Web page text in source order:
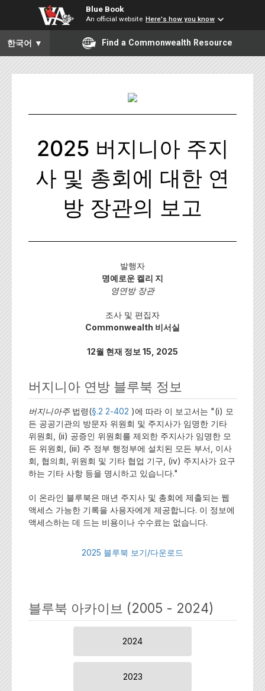
Blue Book
An official website Here's how you know
To ensure accurate screen reader translation, please ensure
한국어 ▼ Find a Commonwealth Resource
2025 버지니아 주지
사 및 총회에 대한 연
방 장관의 보고
발행자
명예로운 켈리 지
영연방 장관
조사 및 편집자
Commonwealth 비서실
12월 현재 정보 15, 2025
버지니아 연방 블루북 정보
버지니아주법령(§.2 2-402 )에 따라 이 보고서는 "(i) 모
든 공공기관의 방문자 위원회 및 주지사가 임명한 기타
위원회, (ii) 공증인 위원회를 제외한 주지사가 임명한 모
든 위원회, (iii) 주 정부 행정부에 설치된 모든 부서, 이사
회, 협의회, 위원회 및 기타 협업 기구, (iv) 주지사가 요구
하는 기타 사항 등을 명시하고 있습니다."
이 온라인 블루북은 매년 주지사 및 총회에 제출되는 웹
액세스 가능한 기록을 사용자에게 제공합니다. 이 정보에
액세스하는 데 드는 비용이나 수수료는 없습니다.
2025 블루북 보기/다운로드
블루북 아카이브 (2005 - 2024)
2024
2023